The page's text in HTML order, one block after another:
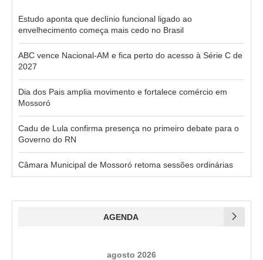
Estudo aponta que declínio funcional ligado ao
envelhecimento começa mais cedo no Brasil
ABC vence Nacional-AM e fica perto do acesso à Série C de
2027
Dia dos Pais amplia movimento e fortalece comércio em
Mossoró
Cadu de Lula confirma presença no primeiro debate para o
Governo do RN
Câmara Municipal de Mossoró retoma sessões ordinárias
AGENDA
agosto 2026